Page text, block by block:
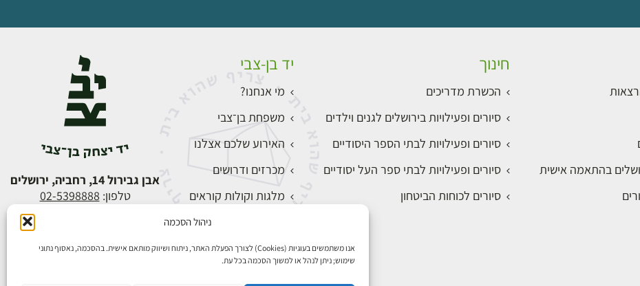
ניהול הסכמה
אנו משתמשים בעוגיות (Cookies) לצורך הפעלת האתר, ניתוח ושיווק מותאם אישית. בהסכמה, נאסוף נתוני
שימוש; ניתן לנהל או למשוך הסכמה בכל עת.
בהתאמה אישית
חינוך
הכשרת מדריכים
סיורים ופעילויות בירושלים לגנים וילדים
סיורים ופעילויות לבתי הספר היסודיים
סיורים ופעילויות לבתי ספר העל יסודיים
סיורים לכוחות הביטחון
יד בן-צבי
מי אנחנו?
משפחת בן־צבי
האירוע שלכם אצלנו
מכרזים ודרושים
מלגות וקולות קוראים
התחברות
אבן גבירול 14, רחביה, ירושלים
טלפון: 02-5398888